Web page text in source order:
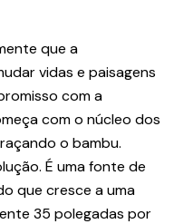
que a
vidas e paisagens
com a
com o núcleo dos
o bambu.
É uma fonte de
que cresce a uma
35 polegadas por